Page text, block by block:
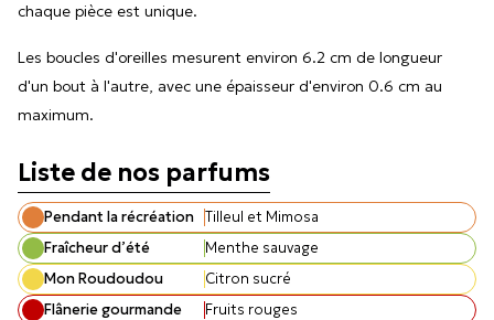
chaque pièce est unique.
Les boucles d'oreilles mesurent environ 6.2 cm de longueur
d'un bout à l'autre, avec une épaisseur d'environ 0.6 cm au
maximum.
Liste de nos parfums
Pendant la récréation Tilleul et Mimosa
Fraîcheur d’été
Menthe sauvage
Mon Roudoudou
Citron sucré
Flânerie gourmande
Fruits rouges